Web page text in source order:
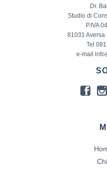
Dr.
Studio di
P.IVA
81031 Aversa
Tel
e-mail